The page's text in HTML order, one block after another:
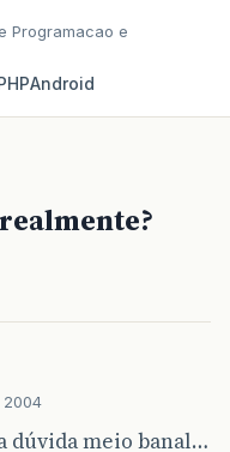
Programacao e
Android
2004
dúvida meio banal…